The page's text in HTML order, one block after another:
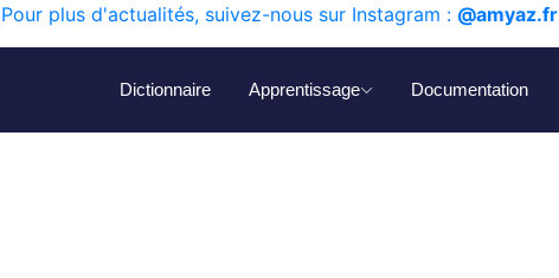
Pour plus d'actualités, suivez-nous sur Instagram : @amyaz.fr
Dictionnaire Apprentissage Documentation